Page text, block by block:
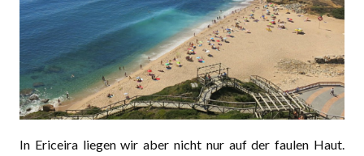
In Ericeira liegen wir aber nicht nur auf der faulen Haut.